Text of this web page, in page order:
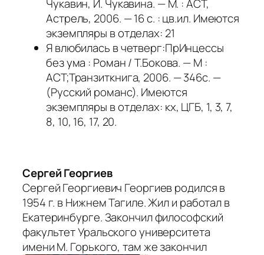
Чукавин, И. Чукавина. — М. : АСТ,
Астрель, 2006. — 16 с. : цв.ил. Имеются
экземпляры в отделах: 21
Я влюбилась в четверг:ПрИнцессы
без ума : Роман / Т.Бокова. — М :
АСТ;Транзиткнига, 2006. — 346с. —
(Русский романс). Имеются
экземпляры в отделах: кх, ЦГБ, 1, 3, 7,
8, 10, 16, 17, 20.
Сергей Георгиев
Сергей Георгиевич Георгиев родился в
1954 г. в Нижнем Тагиле. Жил и работал в
Екатеринбурге. Закончил философский
факультет Уральского университета
имени М. Горького, там же закончил